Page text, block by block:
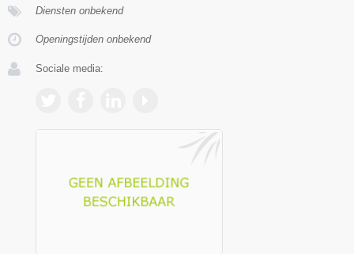
Diensten onbekend
Openingstijden onbekend
Sociale media: